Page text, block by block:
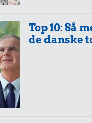
Top 10: Så
de danske